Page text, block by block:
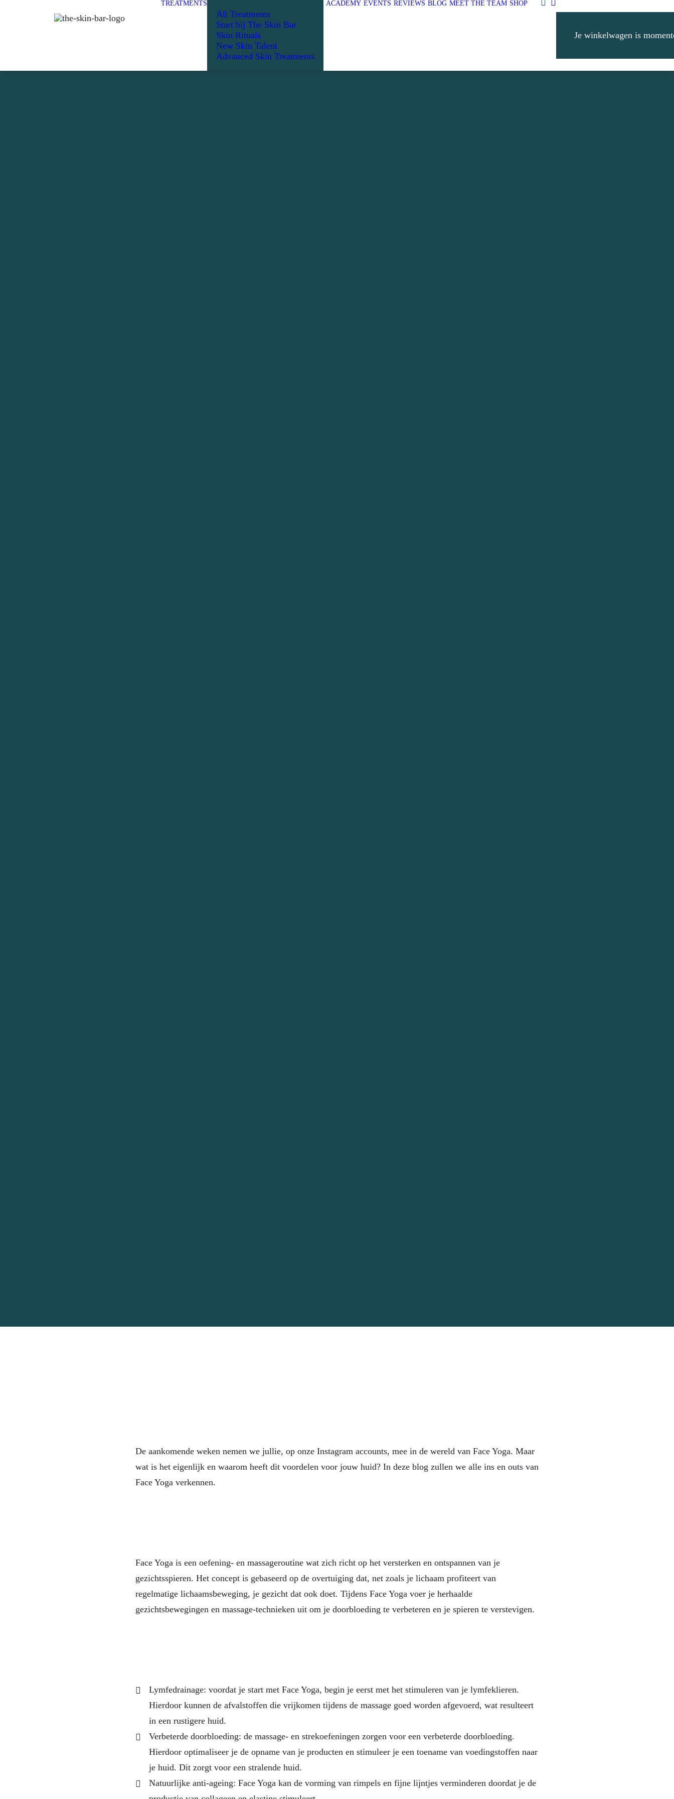
TREATMENTS
All Treatments
Start bij The Skin Bar
Skin Rituals
New Skin Talent
Advanced Skin Treatments
ACADEMY EVENTS REVIEWS BLOG MEET THE TEAM SHOP
Je winkelwagen is
De aankomende weken nemen we jullie, op onze Instagram accounts, mee in de wereld van Face Yoga. Maar
wat is het eigenlijk en waarom heeft dit voordelen voor jouw huid? In deze blog zullen we alle ins en outs van
Face Yoga verkennen.
Face Yoga is een oefening- en massageroutine wat zich richt op het versterken en ontspannen van je
gezichtsspieren. Het concept is gebaseerd op de overtuiging dat, net zoals je lichaam profiteert van
regelmatige lichaamsbeweging, je gezicht dat ook doet. Tijdens Face Yoga voer je herhaalde
gezichtsbewegingen en massage-technieken uit om je doorbloeding te verbeteren en je spieren te verstevigen.
Lymfedrainage: voordat je start met Face Yoga, begin je eerst met het stimuleren van je lymfeklieren.
Hierdoor kunnen de afvalstoffen die vrijkomen tijdens de massage goed worden afgevoerd, wat resulteert
in een rustigere huid.
Verbeterde doorbloeding: de massage- en strekoefeningen zorgen voor een verbeterde doorbloeding.
Hierdoor optimaliseer je de opname van je producten en stimuleer je een toename van voedingstoffen naar
je huid. Dit zorgt voor een stralende huid.
Natuurlijke anti-ageing: Face Yoga kan de vorming van rimpels en fijne lijntjes verminderen doordat je de